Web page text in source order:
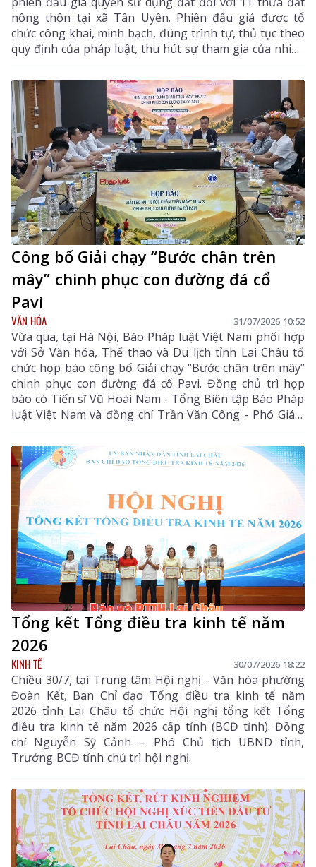
nông thôn tại xã Tân Uyên. Phiên đấu giá được tổ
chức công khai, minh bạch, đúng trình tự, thủ tục theo
quy định của pháp luật, thu hút sự tham gia của nhiều
khách hàng có nhu cầu sử dụng đất và đầu tư.
Công bố Giải chạy “Bước chân trên
mây” chinh phục con đường đá cổ
Pavi
VĂN HÓA 31/07/2026 10:52
Vừa qua, tại Hà Nội, Báo Pháp luật Việt Nam phối hợp
với Sở Văn hóa, Thể thao và Du lịch tỉnh Lai Châu tổ
chức họp báo công bố Giải chạy “Bước chân trên mây”
chinh phục con đường đá cổ Pavi. Đồng chủ trì họp
báo có Tiến sĩ Vũ Hoài Nam - Tổng Biên tập Báo Pháp
luật Việt Nam và đồng chí Trần Văn Công - Phó Giám
đốc Sở Văn hóa, Thể thao và Du lịch tỉnh Lai Châu.
Tổng kết Tổng điều tra kinh tế năm
2026
KINH TẾ 30/07/2026 18:22
Chiều 30/7, tại Trung tâm Hội nghị - Văn hóa phường
Đoàn Kết, Ban Chỉ đạo Tổng điều tra kinh tế năm
2026 tỉnh Lai Châu tổ chức Hội nghị tổng kết Tổng
điều tra kinh tế năm 2026 cấp tỉnh (BCĐ tỉnh). Đồng
chí Nguyễn Sỹ Cảnh – Phó Chủ tịch UBND tỉnh,
Trưởng BCĐ tỉnh chủ trì hội nghị.